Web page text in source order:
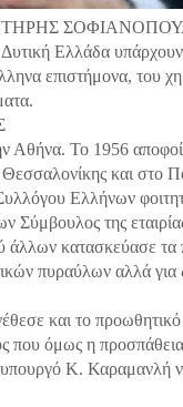
Ελλάδα
επιστήμονα, του
Αθήνα. Το 1956
και στο
Ελλήνων
Σύμβουλος της
άλλων κατασκεύασε
πυραύλων αλλά
και το
που όμως η
Κ. Καραμανλή